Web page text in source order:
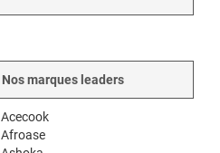
Nos marques leaders
Acecook
Afroase